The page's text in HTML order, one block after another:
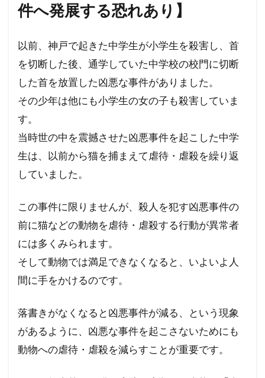
件へ発展する恐れあり】
以前、神戸で起きた中学生が小学生を殺害し、首
を切断した後、通学していた中学校の校門に切断
した首を放置した凶悪な事件がありました。
その少年は他にも小学生の女の子も殺害していま
す。
当時世の中を震撼させた凶悪事件を起こした中学
生は、以前から猫を捕まえて虐待・虐殺を繰り返
していました。
この事件に限りませんが、殺人を犯す凶悪事件の
前に猫などの動物を虐待・虐殺する行動が異常者
には多くみられます。
そして動物では満足できなくなると、いよいよ人
間に手をかけるのです。
落書きがなくなると凶悪事件が減る、という現象
があるように、凶悪な事件を起こさないためにも
動物への虐待・虐殺を減らすことが重要です。